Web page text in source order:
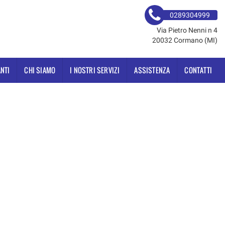
0289304999
Via Pietro Nenni n 4
20032 Cormano (MI)
CHI SIAMO I NOSTRI SERVIZI ASSISTENZA CONTATTI